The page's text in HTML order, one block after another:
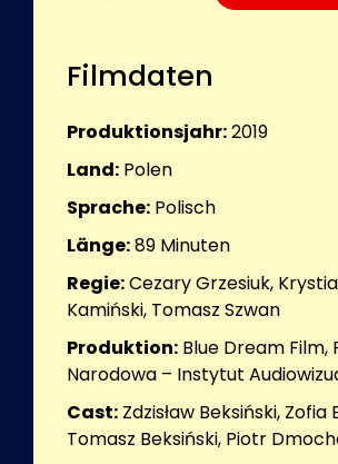
Filmdaten
Produktionsjahr:2019
Land: Polen
Sprache: Polisch
Länge:89 Minuten
Regie:Cezary Grzesiuk,
Kamiński, Tomasz Szwan
Produktion: Blue Dream Film,
Narodowa – Instytut
Cast: Zdzisław Beksiński, Zofia
Tomasz Beksiński, Piotr